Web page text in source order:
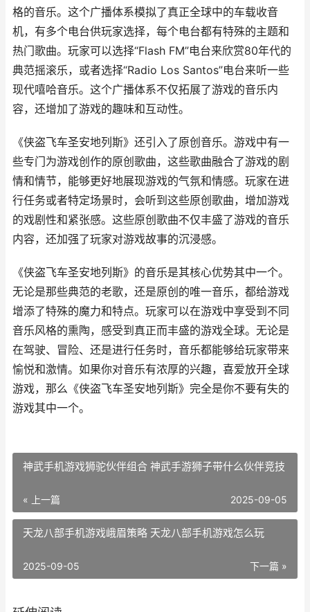
格的音乐。这个广播体系模拟了真正全球中的车载收音
机，有多个电台供玩家选择，每个电台都有特殊的主题和
热门歌曲。玩家可以选择“Flash FM”电台来欣赏80年代的
典范摇滚乐，或者选择“Radio Los Santos”电台来听一些
现代嘻哈音乐。这个广播体系不仅拓展了游戏的音乐内
容，还增加了游戏的趣味和互动性。
《侠盗飞车圣安地列斯》还引入了原创音乐。游戏中有一
些专门为游戏创作的原创歌曲，这些歌曲融合了游戏的剧
情和情节，能够更好地展现游戏的气氛和情感。玩家在进
行任务或者特定场景时，会听到这些原创歌曲，增加游戏
的戏剧性和紧张感。这些原创歌曲不仅丰盛了游戏的音乐
内容，还加强了玩家对游戏故事的沉浸感。
《侠盗飞车圣安地列斯》的音乐是其核心优势其中一个。
无论是那些典范的老歌，还是原创的唯一音乐，都给游戏
增添了特殊的魔力和特点。玩家可以在游戏中享受到不同
音乐风格的熏陶，感受到真正而丰盛的游戏全球。无论是
在驾驶、冒险、还是进行任务时，音乐都能够给玩家带来
愉悦和激情。如果你对音乐有浓厚的兴趣，喜爱放开全球
游戏，那么《侠盗飞车圣安地列斯》完全是你不要有失的
游戏其中一个。
神武手机游戏狮驼伙伴组合 神武手游狮子带什么伙伴竞技
« 上一篇 2025-09-05
天龙八部手机游戏峨眉策略 天龙八部手机游戏怎么玩
下一篇 »
2025-09-05